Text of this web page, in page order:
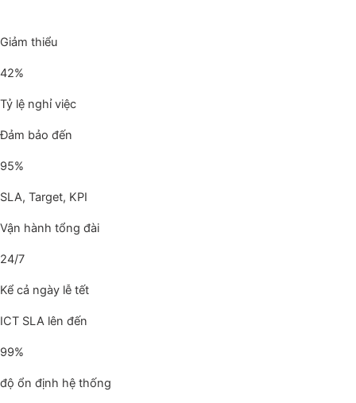
Giảm thiểu
42%
Tỷ lệ nghỉ việc
Đảm bảo đến
95%
SLA, Target, KPI
Vận hành tổng đài
24/7
Kể cả ngày lễ tết
ICT SLA lên đến
99%
độ ổn định hệ thống